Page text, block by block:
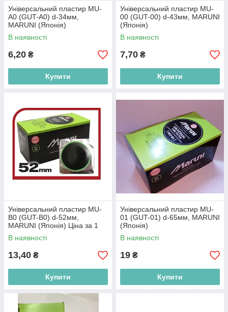
Універсальний пластир MU-
A0 (GUT-А0) d-34мм,
MARUNI (Японія)
В наявності
6,20 ₴
Купити
Універсальний пластир MU-
00 (GUT-00) d-43мм, MARUNI
(Японія)
В наявності
7,70 ₴
Купити
Універсальний пластир MU-
B0 (GUT-B0) d-52мм,
MARUNI (Японія) Ціна за 1
шт.
В наявності
13,40 ₴
Купити
Універсальний пластир MU-
01 (GUT-01) d-65мм, MARUNI
(Японія)
В наявності
19 ₴
Купити